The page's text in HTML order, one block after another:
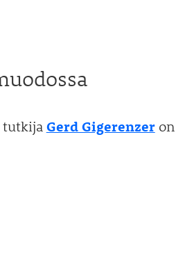
tutkija Gerd Gigerenzeron